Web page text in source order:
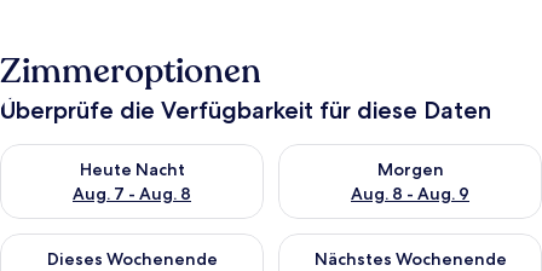
Zimmeroptionen
Überprüfe die Verfügbarkeit für diese Daten
Heute Nacht
Aug. 7 - Aug. 8
Überprüfe die Verfügbarkeit für heute Nacht, Aug. 7 - Aug. 8.
Morgen
Aug. 8 - Aug. 9
Überprüfe die Verfügbarkeit
Dieses Wochenende
Überprüfe die Verfügbarkeit für dieses Wochenende, Aug. 7
Nächstes Wochenende
Überprüfe die Verfügbarkeit